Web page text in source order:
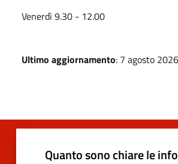
Venerdì 9.30 - 12.00
Ultimo aggiornamento: 7 agosto
Quanto sono chiare le